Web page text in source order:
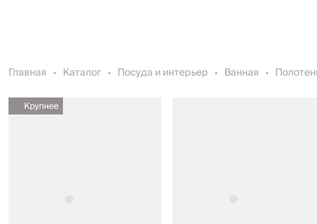
Главная Каталог Посуда и интерьер Ванная
Крупнее